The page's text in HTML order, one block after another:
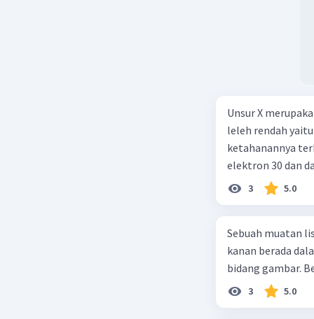
Unsur X
leleh rendah
ketahanannya
elektron 30 dan
3 5.0
Sebuah muatan
kanan berada
bidang gambar.
3 5.0